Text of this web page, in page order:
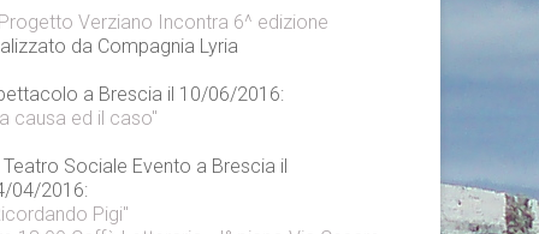
Verziano Incontra 6^ edizione
da Compagnia Lyria
a Brescia il 10/06/2016:
causa ed il caso"
Teatro Sociale Evento a Brescia il
04/2016:
Pigi"